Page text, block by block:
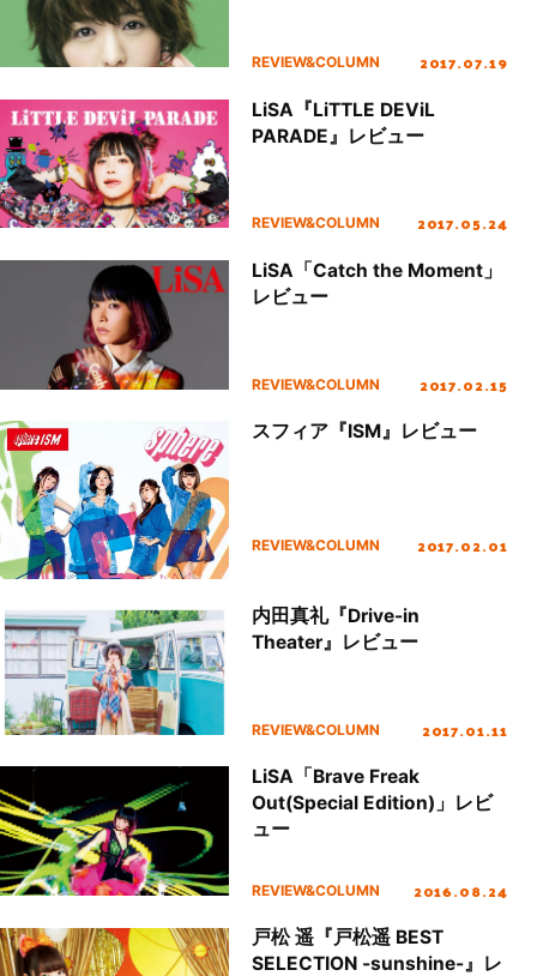
REVIEW&COLUMN 2017.07.19
LiSA『LiTTLE DEViL
PARADE』レビュー
REVIEW&COLUMN 2017.05.24
LiSA「Catch the Moment」
レビュー
REVIEW&COLUMN 2017.02.15
スフィア『ISM』レビュー
REVIEW&COLUMN 2017.02.01
内田真礼『Drive-in
Theater』レビュー
REVIEW&COLUMN 2017.01.11
LiSA「Brave Freak
Out(Special Edition)」レビ
ュー
REVIEW&COLUMN 2016.08.24
戸松 遥『戸松遥 BEST
SELECTION -sunshine-』レ